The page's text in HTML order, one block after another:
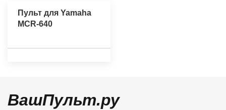
Пульт для Yamaha
MCR-640
ВашПульт.ру